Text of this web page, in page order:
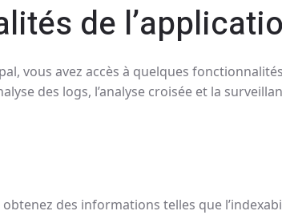
de
vous avez accès à quelques
des logs, l’analyse croisée et la
des informations telles que